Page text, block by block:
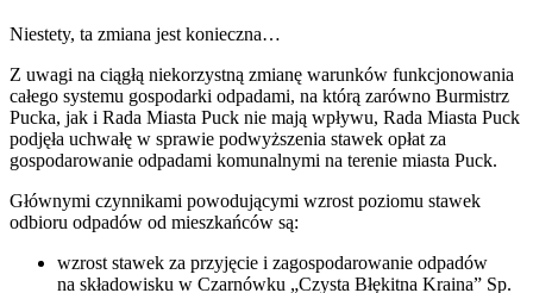
Niestety, ta zmiana jest konieczna…
Z uwagi na ciągłą niekorzystną zmianę warunków funkcjonowania
całego systemu gospodarki odpadami, na którą zarówno Burmistrz
Pucka, jak i Rada Miasta Puck nie mają wpływu, Rada Miasta Puck
podjęła uchwałę w sprawie podwyższenia stawek opłat za
gospodarowanie odpadami komunalnymi na terenie miasta Puck.
Głównymi czynnikami powodującymi wzrost poziomu stawek
odbioru odpadów od mieszkańców są:
wzrost stawek za przyjęcie i zagospodarowanie odpadów
na składowisku w Czarnówku „Czysta Błękitna Kraina” Sp.